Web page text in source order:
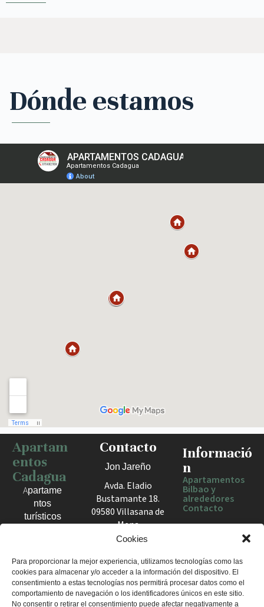
Cookies
Para proporcionar la mejor experiencia, utilizamos tecnologías como las
cookies para almacenar y/o acceder a la información del dispositivo. El
consentimiento a estas tecnologías nos permitirá procesar datos como el
comportamiento de navegación o los identificadores únicos en este sitio.
No consentir o retirar el consentimiento puede afectar negativamente a
Dónde estamos
Haz clic para activar el mapa
Apartam
entos
Cadagua
Apartame
ntos
turísticos
el Valle
de Mena.
Estancias
cómodas
Contacto
Jon Jareño
Avda. Eladio
Bustamante 18.
09580 Villasana de
Mena
España
+34 675 602
960
apartamentosc
Informació
n
Apartamentos
Bilbao y
alrededores
Contacto